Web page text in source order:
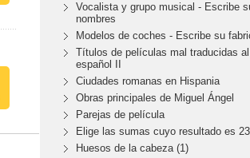
Vocalista y grupo musical - Escribe
nombres
Modelos de coches - Escribe su
Títulos de películas mal traducidas al
español II
Ciudades romanas en Hispania
Obras principales de Miguel Ángel
Parejas de película
Elige las sumas cuyo resultado es 23
Huesos de la cabeza (1)